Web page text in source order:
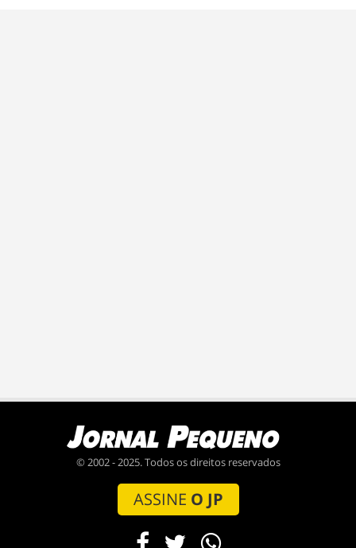
© 2002 - 2025. Todos os direitos reservados
ASSINE O JP